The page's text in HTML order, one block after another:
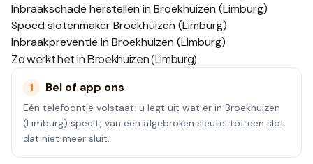
Inbraakschade herstellen in Broekhuizen (Limburg)
Spoed slotenmaker Broekhuizen (Limburg)
Inbraakpreventie in Broekhuizen (Limburg)
Zo werkt het inBroekhuizen (Limburg)
1 Bel of app ons
Eén telefoontje volstaat: u legt uit wat er in Broekhuizen
(Limburg) speelt, van een afgebroken sleutel tot een slot
dat niet meer sluit.